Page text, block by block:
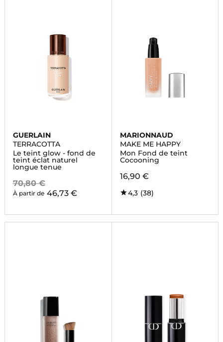
GUERLAIN
TERRACOTTA
Le teint glow - fond de
teint éclat naturel
longue tenue
70,80 €
À partir de 46,73 €
MARIONNAUD
MAKE ME HAPPY
Mon Fond de teint
Cocooning
16,90 €
4,3 (38)